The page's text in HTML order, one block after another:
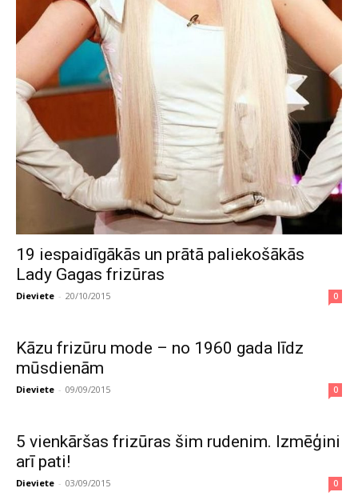
19 iespaidīgākās un prātā paliekošākās
Lady Gagas frizūras
Dieviete - 20/10/2015 0
Kāzu frizūru mode – no 1960 gada līdz
mūsdienām
Dieviete - 09/09/2015 0
5 vienkāršas frizūras šim rudenim. Izmēģini
arī pati!
Dieviete - 03/09/2015 0